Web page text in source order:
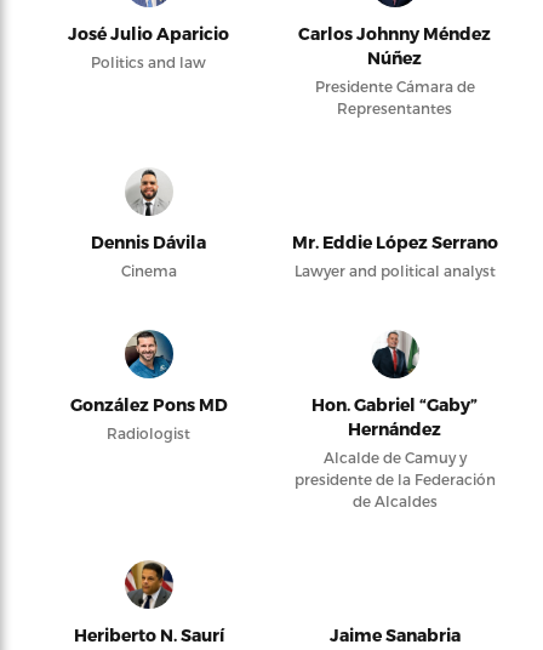
José Julio Aparicio
Politics and law
Carlos Johnny Méndez
Núñez
Presidente Cámara de
Representantes
Dennis Dávila
Cinema
Mr. Eddie López Serrano
Lawyer and political analyst
González Pons MD
Radiologist
Hon. Gabriel “Gaby”
Hernández
Alcalde de Camuy y
presidente de la Federación
de Alcaldes
Heriberto N. Saurí Jaime Sanabria